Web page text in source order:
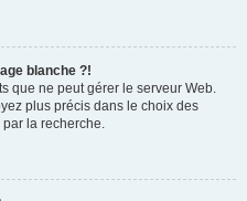
blanche ?!
que ne peut gérer le serveur Web.
plus précis dans le choix des
la recherche.